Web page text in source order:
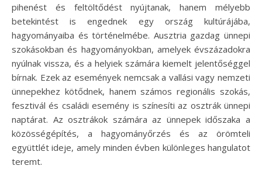
pihenést és feltöltődést nyújtanak, hanem mélyebb
betekintést is engednek egy ország kultúrájába,
hagyományaiba és történelmébe. Ausztria gazdag ünnepi
szokásokban és hagyományokban, amelyek évszázadokra
nyúlnak vissza, és a helyiek számára kiemelt jelentőséggel
bírnak. Ezek az események nemcsak a vallási vagy nemzeti
ünnepekhez kötődnek, hanem számos regionális szokás,
fesztivál és családi esemény is színesíti az osztrák ünnepi
naptárat. Az osztrákok számára az ünnepek időszaka a
közösségépítés, a hagyományőrzés és az örömteli
együttlét ideje, amely minden évben különleges hangulatot
teremt.